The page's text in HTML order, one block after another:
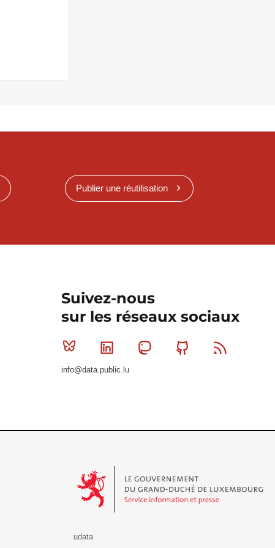
Publier une réutilisation
Suivez-nous
sur les réseaux sociaux
Bluesky Linkedin MastodonGithub
info@data.public.lu
udata